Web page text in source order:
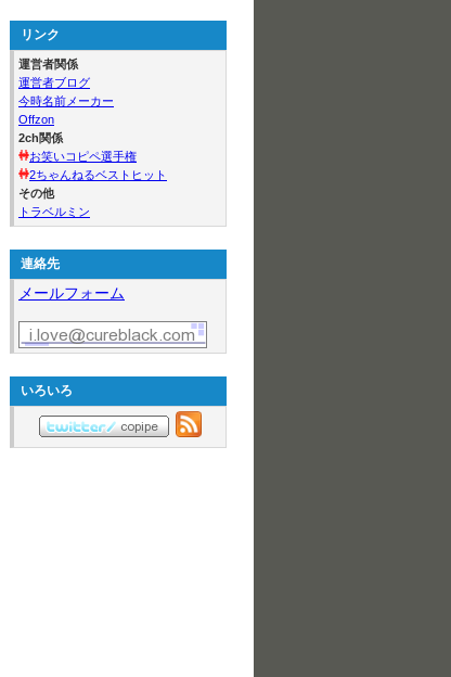
リンク
運営者関係
運営者ブログ
今時名前メーカー
Offzon
2ch関係
お笑いコピペ選手権
2ちゃんねるベストヒット
その他
トラベルミン
連絡先
メールフォーム
いろいろ